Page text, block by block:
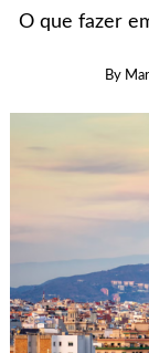
O que fazer
By